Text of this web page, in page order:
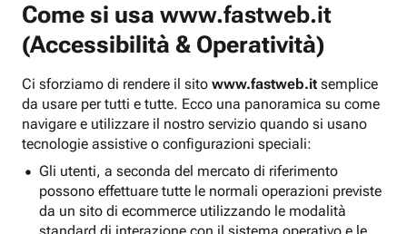
Come si usa www.fastweb.it
(Accessibilità & Operatività)
Ci sforziamo di rendere il sito www.fastweb.it semplice
da usare per tutti e tutte. Ecco una panoramica su come
navigare e utilizzare il nostro servizio quando si usano
tecnologie assistive o configurazioni speciali:
Gli utenti, a seconda del mercato di riferimento
possono effettuare tutte le normali operazioni previste
da un sito di ecommerce utilizzando le modalità